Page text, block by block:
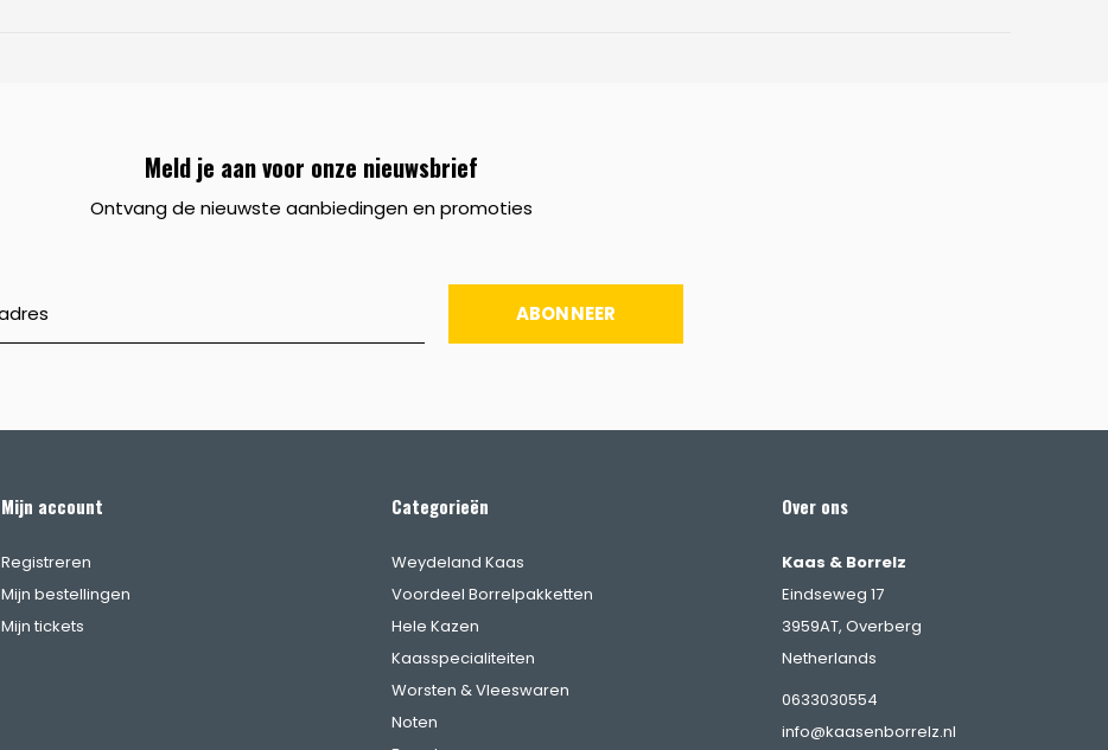
Meld je aan voor onze nieuwsbrief
Ontvang de nieuwste aanbiedingen en promoties
ABONNEER
Mijn account
Registreren
Mijn bestellingen
Mijn tickets
Categorieën
Weydeland Kaas
Voordeel Borrelpakketten
Hele Kazen
Kaasspecialiteiten
Worsten & Vleeswaren
Noten
Over ons
Kaas & Borrelz
Eindseweg 17
3959AT, Overberg
Netherlands
0633030554
info@kaasenborrelz.nl